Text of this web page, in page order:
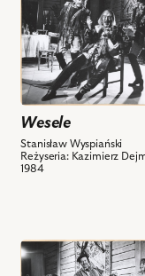
do
obiektu
Wesele,
Na
zdjęciu:
Stanisław
Niwiński
-
Chór,
Hetman,
Stefan
Wesele
Stanisław Wyspiański
Reżyseria: Kazimierz
1984
przejdź